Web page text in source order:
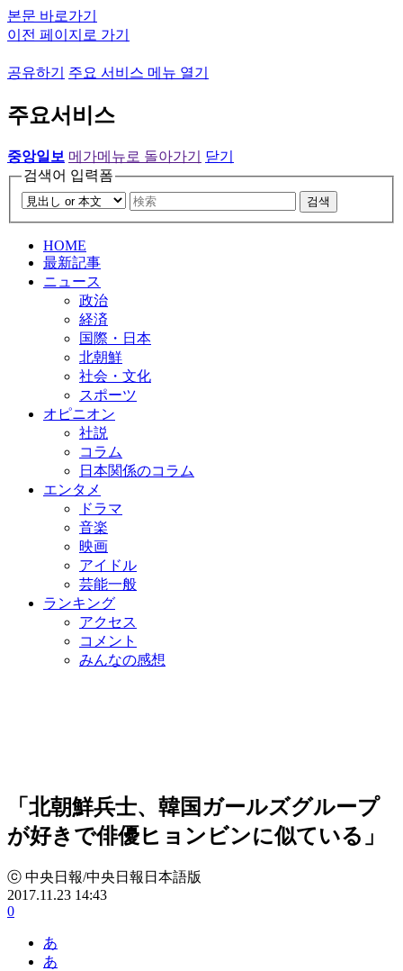
본문 바로가기
이전 페이지로 가기
공유하기 주요 서비스 메뉴 열기
주요서비스
중앙일보 메가메뉴로 돌아가기
닫기
검색어 입력폼
검색
HOME
最新記事
ニュース
政治
経済
国際・日本
北朝鮮
社会・文化
スポーツ
オピニオン
社説
コラム
日本関係のコラム
エンタメ
ドラマ
音楽
映画
アイドル
芸能一般
ランキング
アクセス
コメント
みんなの感想
「北朝鮮兵士、韓国ガールズグループ
が好きで俳優ヒョンビンに似ている」
ⓒ 中央日報/中央日報日本語版
2017.11.23 14:43
0
あ
あ